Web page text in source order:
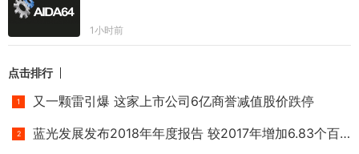
1小时前
点击排行
又一颗雷引爆 这家上市公司6亿商誉减值股价跌停
蓝光发展发布2018年年度报告 较2017年增加6.83个百分点